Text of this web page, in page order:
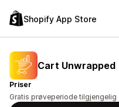
Shopify App Store
Cart Unwrapped
Priser
Gratis prøveperiode tilgjengelig